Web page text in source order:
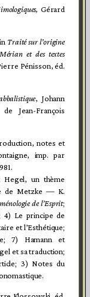
Gérard
Traité sur l’origine
et des textes
Pénisson, éd.
, Johann
Jean-François
notes et
imp. par
Hegel, un thème
de Metzke — K.
de l’Esprit;
4) Le principe de
et l’Esthétique;
7) Hamann et
et sa traduction;
3) Notes du